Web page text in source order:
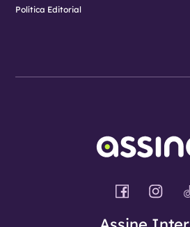
Política Editorial